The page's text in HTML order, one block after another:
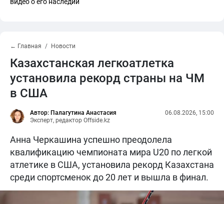
← Главная Новости
Казахстанская легкоатлетка
установила рекорд страны на ЧМ
в США
Автор: Палагутина Анастасия
Эксперт, редактор Offside.kz
06.08.2026, 15:00
Анна Черкашина успешно преодолела
квалификацию чемпионата мира U20 по легкой
атлетике в США, установила рекорд Казахстана
среди спортсменок до 20 лет и вышла в финал.